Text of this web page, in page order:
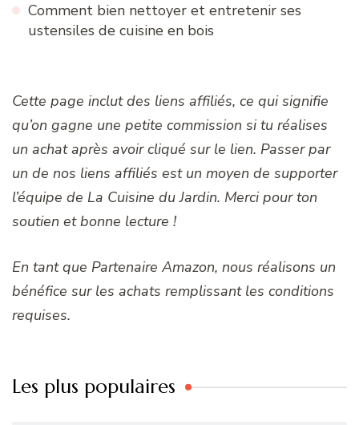
Comment bien nettoyer et entretenir ses
ustensiles de cuisine en bois
Cette page inclut des liens affiliés, ce qui signifie
qu’on gagne une petite commission si tu réalises
un achat après avoir cliqué sur le lien. Passer par
un de nos liens affiliés est un moyen de supporter
l’équipe de La Cuisine du Jardin. Merci pour ton
soutien et bonne lecture !
En tant que Partenaire Amazon, nous réalisons un
bénéfice sur les achats remplissant les conditions
requises.
Les plus populaires